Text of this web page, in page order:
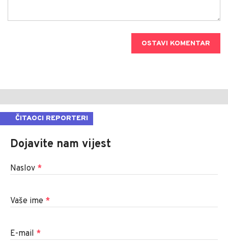
OSTAVI KOMENTAR
ČITAOCI REPORTERI
Dojavite nam vijest
Naslov *
Vaše ime *
E-mail *